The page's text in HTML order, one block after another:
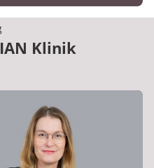
Klinik